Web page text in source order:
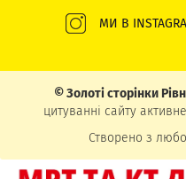
МИ В
© Золоті сторінки
цитуванні сайту
Створено з